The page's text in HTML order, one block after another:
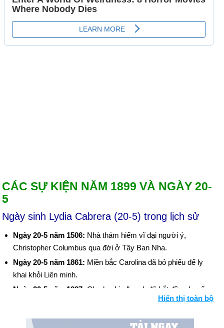
CÁC SỰ KIỆN NĂM 1899 VÀ NGÀY 20-
5
Ngày sinh Lydia Cabrera (20-5) trong lịch sử
Ngày 20-5 năm 1506: Nhà thám hiểm vĩ đại người ý,
Christopher Columbus qua đời ở Tây Ban Nha.
Ngày 20-5 năm 1861: Miền bắc Carolina đã bỏ phiếu để ly
khai khỏi Liên minh.
Ngày 20-5 năm 1927: Charles Lindbergh đã bắt đầu chuyến
bay xuyên Đại Tây Dương đơn lẻ đầu tiên, khởi hành từ Long
Hiển thị toàn bộ